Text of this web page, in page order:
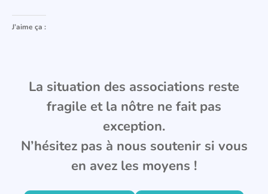
J’aime ça :
La situation des associations reste
fragile et la nôtre ne fait pas
exception.
N’hésitez pas à nous soutenir si vous
en avez les moyens !